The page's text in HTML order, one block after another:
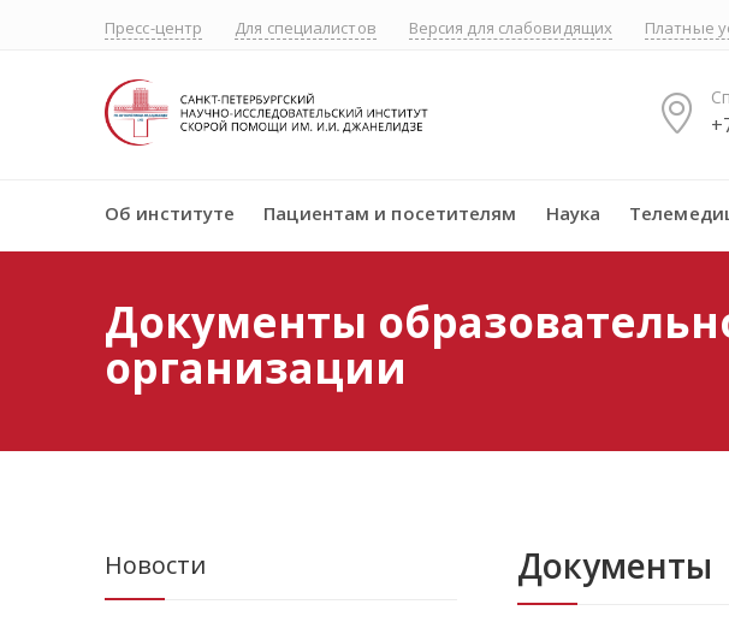
Пресс-центр Для специалистов Версия для слабовидящих Платные
Об институте Пациентам и посетителям Наука
Документы
организации
Документы
Новости